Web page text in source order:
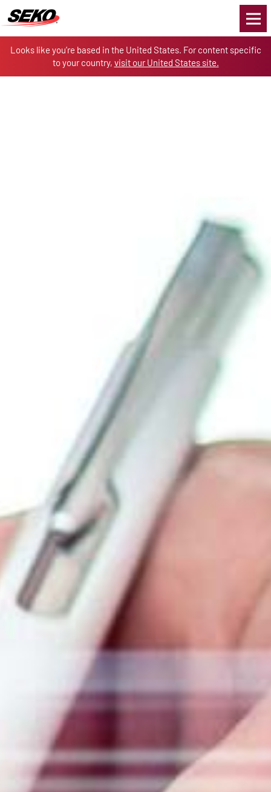
Looks like you’re based in the United States. For content specific
to your country, visit our United States site.